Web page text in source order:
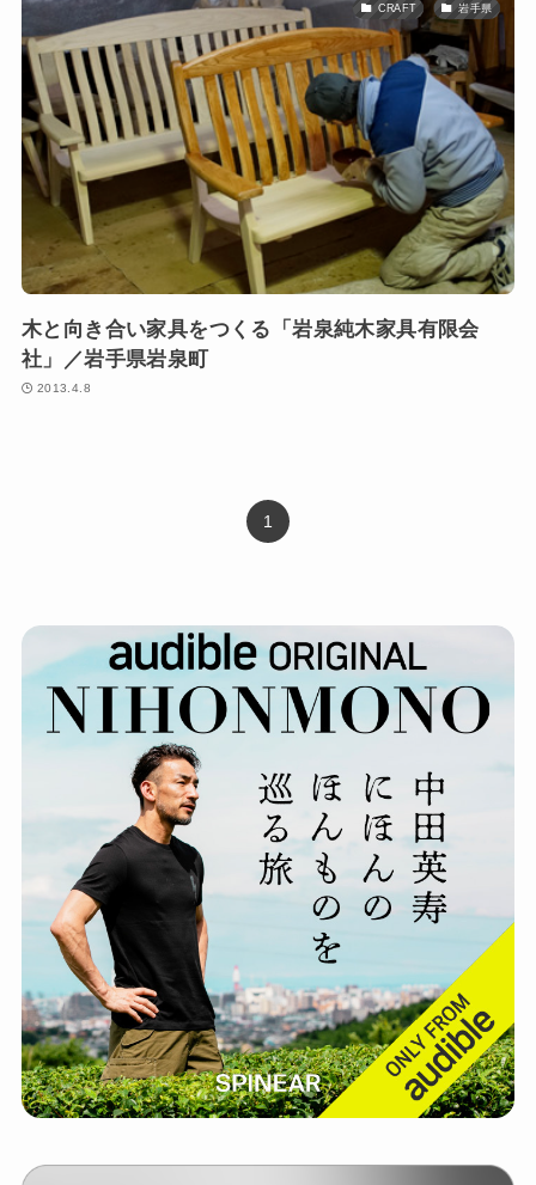
CRAFT 岩手県
木と向き合い家具をつくる「岩泉純木家具有限会
社」／岩手県岩泉町
2013.4.8
1